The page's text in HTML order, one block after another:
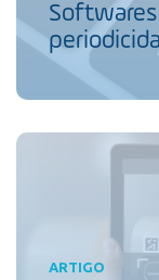
ARTIGO